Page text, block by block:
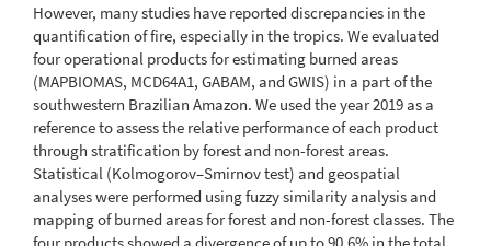
However, many studies have reported discrepancies in the
quantification of fire, especially in the tropics. We evaluated
four operational products for estimating burned areas
(MAPBIOMAS, MCD64A1, GABAM, and GWIS) in a part of the
southwestern Brazilian Amazon. We used the year 2019 as a
reference to assess the relative performance of each product
through stratification by forest and non-forest areas.
Statistical (Kolmogorov–Smirnov test) and geospatial
analyses were performed using fuzzy similarity analysis and
mapping of burned areas for forest and non-forest classes. The